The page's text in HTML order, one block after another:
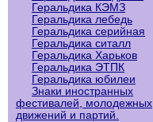
Геральдика КЭМЗ
Геральдика лебедь
Геральдика серийная
Геральдика ситалл
Геральдика Харьков
Геральдика ЭТПК
Геральдика юбилеи
Знаки иностранных
фестивалей, молодежных
движений и партий.